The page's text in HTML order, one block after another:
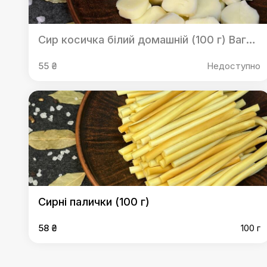
Сир косичка білий домашній (100 г) Вагова страва!
55 ₴ Недоступно
Сирні палички (100 г)
58 ₴ 100 г